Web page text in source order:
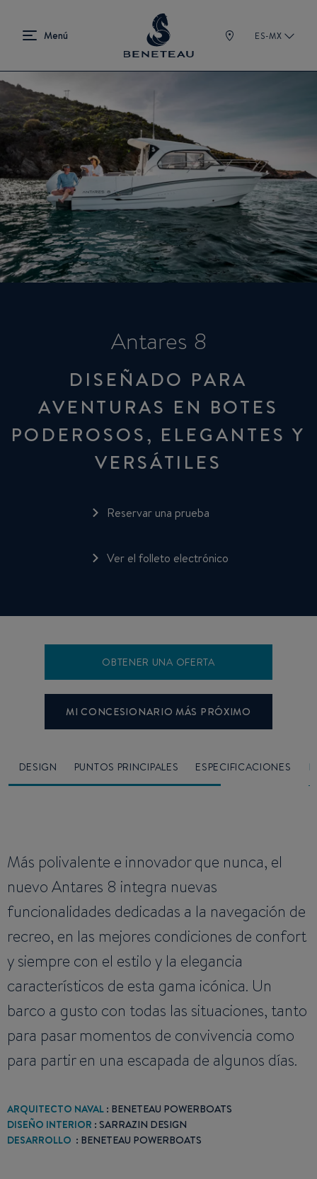
ES-MX
Antares 8
DISEÑADO PARA
AVENTURAS EN BOTES
PODEROSOS, ELEGANTES Y
VERSÁTILES
Reservar una prueba
Ver el folleto electrónico
OBTENER UNA OFERTA
MI CONCESIONARIO MÁS PRÓXIMO
DESIGN PUNTOS PRINCIPALES ESPECIFICACIONES
Más polivalente e innovador que nunca, el
nuevo Antares 8 integra nuevas
funcionalidades dedicadas a la navegación de
recreo, en las mejores condiciones de confort
y siempre con el estilo y la elegancia
característicos de esta gama icónica. Un
barco a gusto con todas las situaciones, tanto
para pasar momentos de convivencia como
para partir en una escapada de algunos días.
ARQUITECTO NAVAL : BENETEAU POWERBOATS
DISEÑO INTERIOR : SARRAZIN DESIGN
DESARROLLO : BENETEAU POWERBOATS